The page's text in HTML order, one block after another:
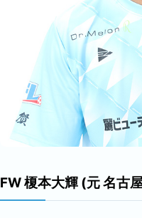
FW 榎本大輝 (元 名古